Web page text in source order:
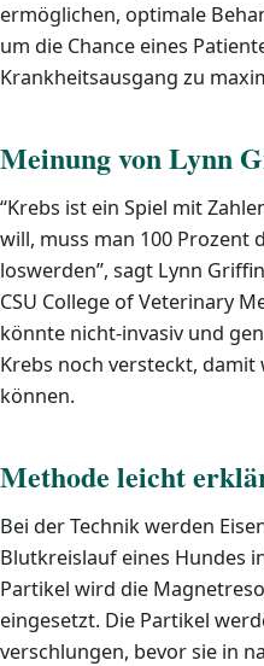
ermöglichen, optimale
um die Chance eines
Krankheitsausgang zu
Meinung von Lynn
“Krebs ist ein Spiel mit
will, muss man 100 Prozent
loswerden”, sagt Lynn
CSU College of Veterinary
könnte nicht-invasiv und
Krebs noch versteckt,
können.
Methode leicht
Bei der Technik werden
Blutkreislauf eines Hundes
Partikel wird die
eingesetzt. Die Partikel
verschlungen, bevor sie in